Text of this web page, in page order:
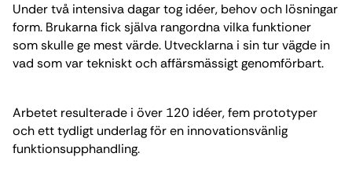
Under två intensiva dagar tog idéer, behov och lösningar
form. Brukarna fick själva rangordna vilka funktioner
som skulle ge mest värde. Utvecklarna i sin tur vägde in
vad som var tekniskt och affärsmässigt genomförbart.
Arbetet resulterade i över 120 idéer, fem prototyper
och ett tydligt underlag för en innovationsvänlig
funktionsupphandling.